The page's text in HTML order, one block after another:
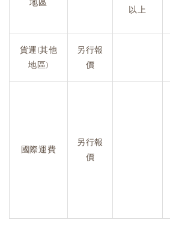
地區
以上
貨運(其他
地區)
另行報
價
國際運費
另行報
價